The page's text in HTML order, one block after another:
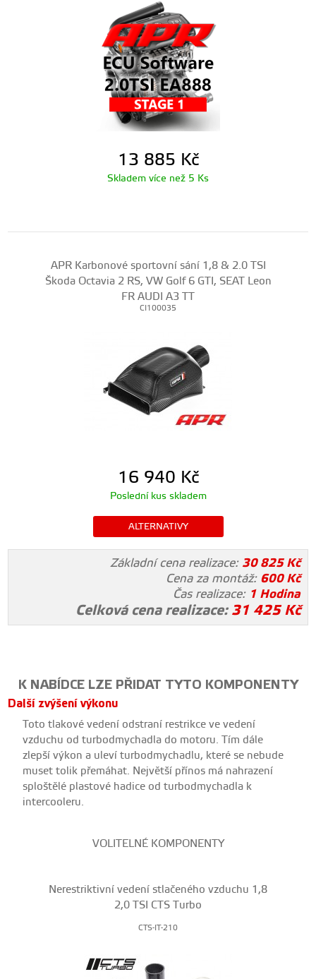
13 885 Kč
Skladem více než 5 Ks
APR Karbonové sportovní sání 1,8 & 2.0 TSI
Škoda Octavia 2 RS, VW Golf 6 GTI, SEAT Leon
FR AUDI A3 TT
CI100035
16 940 Kč
Poslední kus skladem
ALTERNATIVY
Základní cena realizace: 30 825Kč
Cena za montáž: 600Kč
Čas realizace: 1 Hodina
Celková cena realizace: 31 425Kč
K NABÍDCE LZE PŘIDAT TYTO KOMPONENTY
Další zvýšení výkonu
Toto tlakové vedení odstraní restrikce ve vedení
vzduchu od turbodmychadla do motoru. Tím dále
zlepší výkon a uleví turbodmychadlu, které se nebude
muset tolik přemáhat. Největší přínos má nahrazení
sploštělé plastové hadice od turbodmychadla k
intercooleru.
VOLITELNÉ KOMPONENTY
Nerestriktivní vedení stlačeného vzduchu 1,8
2,0 TSI CTS Turbo
CTS-IT-210